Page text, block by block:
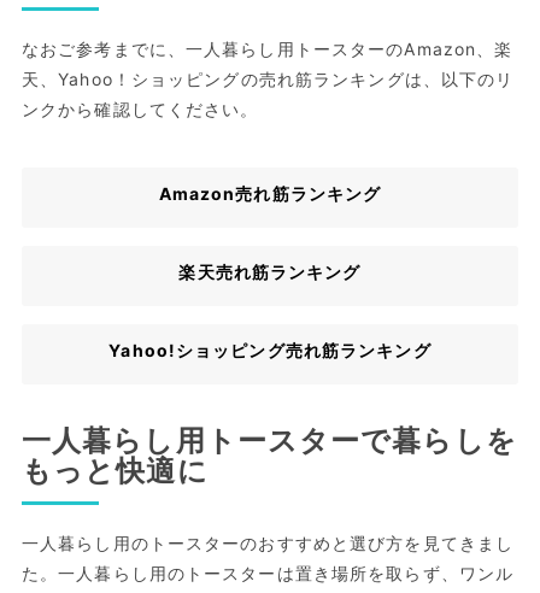
なおご参考までに、一人暮らし用トースターのAmazon、楽
天、Yahoo！ショッピングの売れ筋ランキングは、以下のリ
ンクから確認してください。
Amazon売れ筋ランキング
楽天売れ筋ランキング
Yahoo!ショッピング売れ筋ランキング
一人暮らし用トースターで暮らしを
もっと快適に
一人暮らし用のトースターのおすすめと選び方を見てきまし
た。一人暮らし用のトースターは置き場所を取らず、ワンル